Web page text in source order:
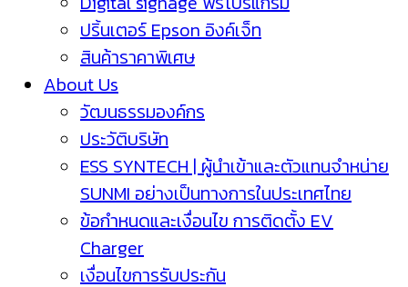
ปริ้นเตอร์ Epson อิงค์เจ็ท
สินค้าราคาพิเศษ
About Us
วัฒนธรรมองค์กร
ประวัติบริษัท
ESS SYNTECH | ผู้นำเข้าและตัวแทนจำหน่าย
SUNMI อย่างเป็นทางการในประเทศไทย
ข้อกำหนดและเงื่อนไข การติดตั้ง EV
Charger
เงื่อนไขการรับประกัน